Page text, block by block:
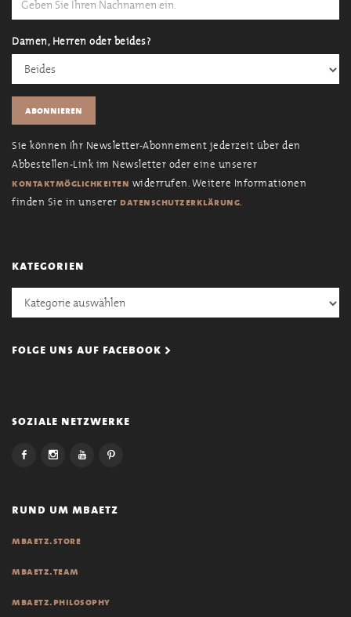
Damen, Herren oder beides?
Sie können Ihr Newsletter-Abonnement jederzeit über den
Abbestellen-Link im Newsletter oder eine unserer
kontaktmöglichkeiten widerrufen. Weitere Informationen
finden Sie in unserer datenschutzerklärung.
kategorien
Kategorien
folge uns auf facebook >
soziale netzwerke
rund um mbaetz
mbaetz.store
mbaetz.team
mbaetz.philosophy